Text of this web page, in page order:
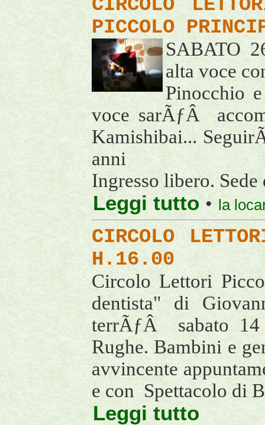
CIRCOLO
PICCOLO
SABATO
alta voce
Pinocchio
voce sarÃƒÂ
Kamishibai...
anni
Ingresso libero.
Leggi tutto • la
CIRCOLO
H.16.00
Circolo Lettori
dentista" di
terrÃƒÂ sabato 14
Rughe. Bambini e
avvincente
e con Spettacolo di
Leggi tutto